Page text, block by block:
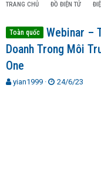
TRANG CHỦ ĐỒ ĐIỆN TỬ
Toàn quốc
Webinar –
Doanh Trong Môi
One
T
yian1999
N
24/6/23